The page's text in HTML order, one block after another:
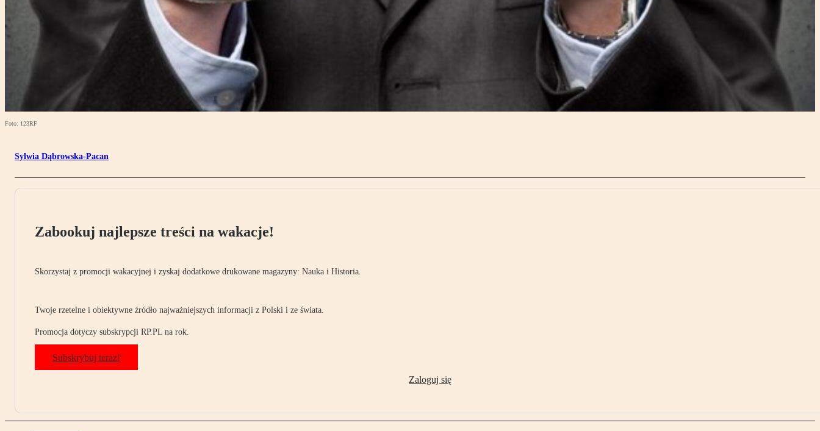
Foto: 123RF
Sylwia Dąbrowska-Pacan
Zabookuj najlepsze treści na wakacje!
Skorzystaj z promocji wakacyjnej i zyskaj dodatkowe drukowane magazyny: Nauka i Historia.
Twoje rzetelne i obiektywne źródło najważniejszych informacji z Polski i ze świata.
Promocja dotyczy subskrypcji RP.PL na rok.
Subskrybuj teraz!
Zaloguj się